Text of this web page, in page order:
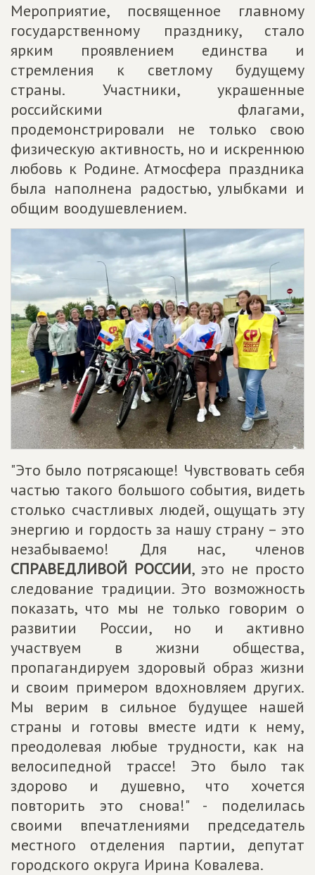
Мероприятие, посвященное главному
государственному празднику, стало
ярким проявлением единства и
стремления к светлому будущему
страны. Участники, украшенные
российскими флагами,
продемонстрировали не только свою
физическую активность, но и искреннюю
любовь к Родине. Атмосфера праздника
была наполнена радостью, улыбками и
общим воодушевлением.
"Это было потрясающе! Чувствовать себя
частью такого большого события, видеть
столько счастливых людей, ощущать эту
энергию и гордость за нашу страну – это
незабываемо! Для нас, членов
СПРАВЕДЛИВОЙ РОССИИ, это не просто
следование традиции. Это возможность
показать, что мы не только говорим о
развитии России, но и активно
участвуем в жизни общества,
пропагандируем здоровый образ жизни
и своим примером вдохновляем других.
Мы верим в сильное будущее нашей
страны и готовы вместе идти к нему,
преодолевая любые трудности, как на
велосипедной трассе! Это было так
здорово и душевно, что хочется
повторить это снова!" - поделилась
своими впечатлениями председатель
местного отделения партии, депутат
городского округа Ирина Ковалева.